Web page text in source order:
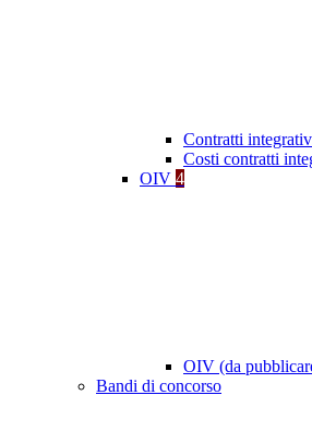
Contratti
Costi contratti
OIV 4
OIV (da
Bandi di concorso